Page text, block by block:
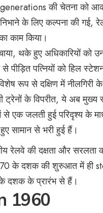
की चेतना को
के लिए कल्पना की गई,
काम किया।
थके हुए अधिकारियों को
पीड़ित पत्नियों को हिल
रूप से दक्षिण में नीलगिरी के
के विपरीत, ये अब मुख्य
से एक जलती हुई परिदृश्य के
सामान से भरी हुई हैं।
रेलवे की दक्षता और
दशक की शुरुआत में ही
दशक के प्रारंभ से हैं।
1960